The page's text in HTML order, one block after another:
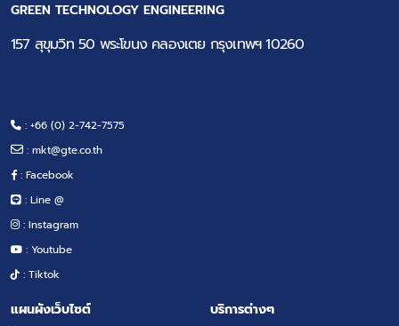
GREEN TECHNOLOGY ENGINEERING
157 สุขุมวิท 50 พระโขนง คลองเตย กรุงเทพฯ 10260
: +66 (0) 2-742-7575
: mkt@gte.co.th
: Facebook
: Line @
: Instagram
: Youtube
: Tiktok
แผนผังเว็บไซต์ บริการต่างๆ